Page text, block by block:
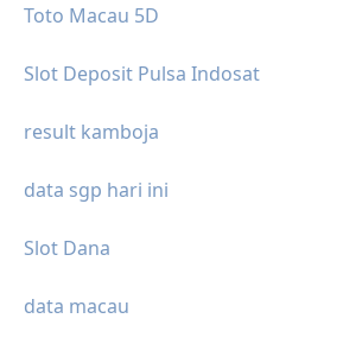
Toto Macau 5D
Slot Deposit Pulsa Indosat
result kamboja
data sgp hari ini
Slot Dana
data macau